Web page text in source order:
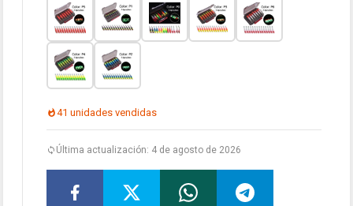
41 unidades vendidas
Última actualización: 4 de agosto de 2026